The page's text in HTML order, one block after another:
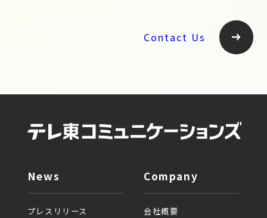
Contact Us
News
プレスリリース
Company
会社概要